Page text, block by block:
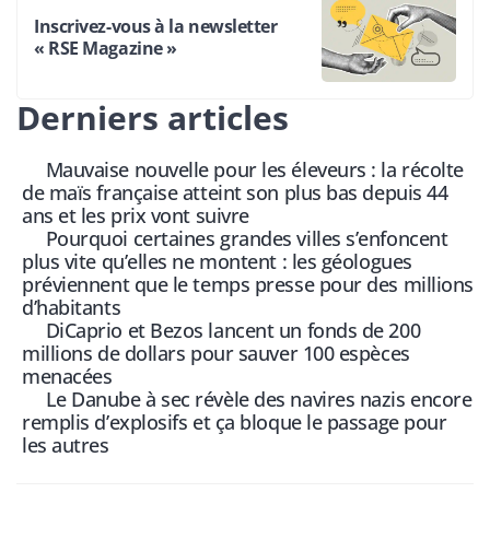
Inscrivez-vous à la newsletter
« RSE Magazine »
Derniers articles
Mauvaise nouvelle pour les éleveurs : la récolte
de maïs française atteint son plus bas depuis 44
ans et les prix vont suivre
Pourquoi certaines grandes villes s’enfoncent
plus vite qu’elles ne montent : les géologues
préviennent que le temps presse pour des millions
d’habitants
DiCaprio et Bezos lancent un fonds de 200
millions de dollars pour sauver 100 espèces
menacées
Le Danube à sec révèle des navires nazis encore
remplis d’explosifs et ça bloque le passage pour
les autres